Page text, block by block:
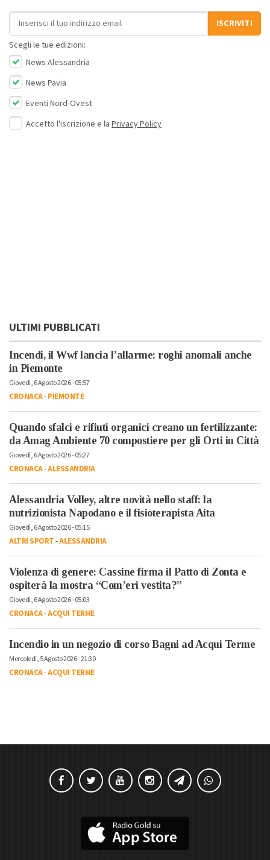
Indirizzo email
ISCRIVITI
Scegli le tue edizioni:
News Alessandria
News Pavia
Eventi Nord-Ovest
Accetto l'iscrizione e la Privacy Policy
ULTIMI PUBBLICATI
Incendi, il Wwf lancia l’allarme: roghi anomali anche
in Piemonte
Giovedì, 6 Agosto 2026 - 05:57
CRONACA-PIEMONTE
Quando sfalci e rifiuti organici creano un fertilizzante:
da Amag Ambiente 70 compostiere per gli Orti in Città
Giovedì, 6 Agosto 2026 - 05:27
CRONACA-ALESSANDRIA
Alessandria Volley, altre novità nello staff: la
nutrizionista Napodano e il fisioterapista Aita
Giovedì, 6 Agosto 2026 - 05:15
ALTRI SPORT-ALESSANDRIA
Violenza di genere: Cassine firma il Patto di Zonta e
ospiterà la mostra “Com’eri vestita?”
Giovedì, 6 Agosto 2026 - 05:03
CRONACA-ACQUI TERME
Incendio in un negozio di corso Bagni ad Acqui Terme
Mercoledì, 5 Agosto 2026 - 21:30
CRONACA-ACQUI TERME